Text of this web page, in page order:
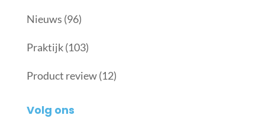
Nieuws (96)
Praktijk(103)
Product review(12)
Volg ons